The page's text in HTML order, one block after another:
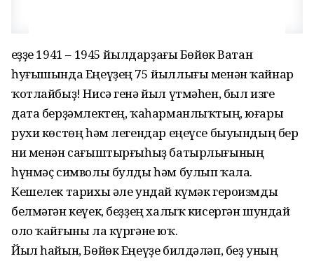
Һеҙҙе 1941 – 1945 йылдарҙағы Бөйөк Ватан
һуғышында Еңеүҙең 75 йыллығы менән ҡайнар
ҡотлайбыҙ! Нисә генә йыл үтмәһен, был изге
дата берҙәмлектең, ҡаһарманлыҡтың, юғары
рухи көстөң һәм легендар еңеүсе быуындың бер
ни менән сағыштырғыһыҙ батырлығының
һүнмәҫ символы булды һәм булып ҡала.
Кешелек тарихы әле ундай күмәк героизмды
белмәгән кеүек, беҙҙең халыҡ кисергән шундай
оло ҡайғыны ла күргәне юҡ.
Йыл һайын, Бөйөк Еңеүҙе билдәләп, беҙ уның